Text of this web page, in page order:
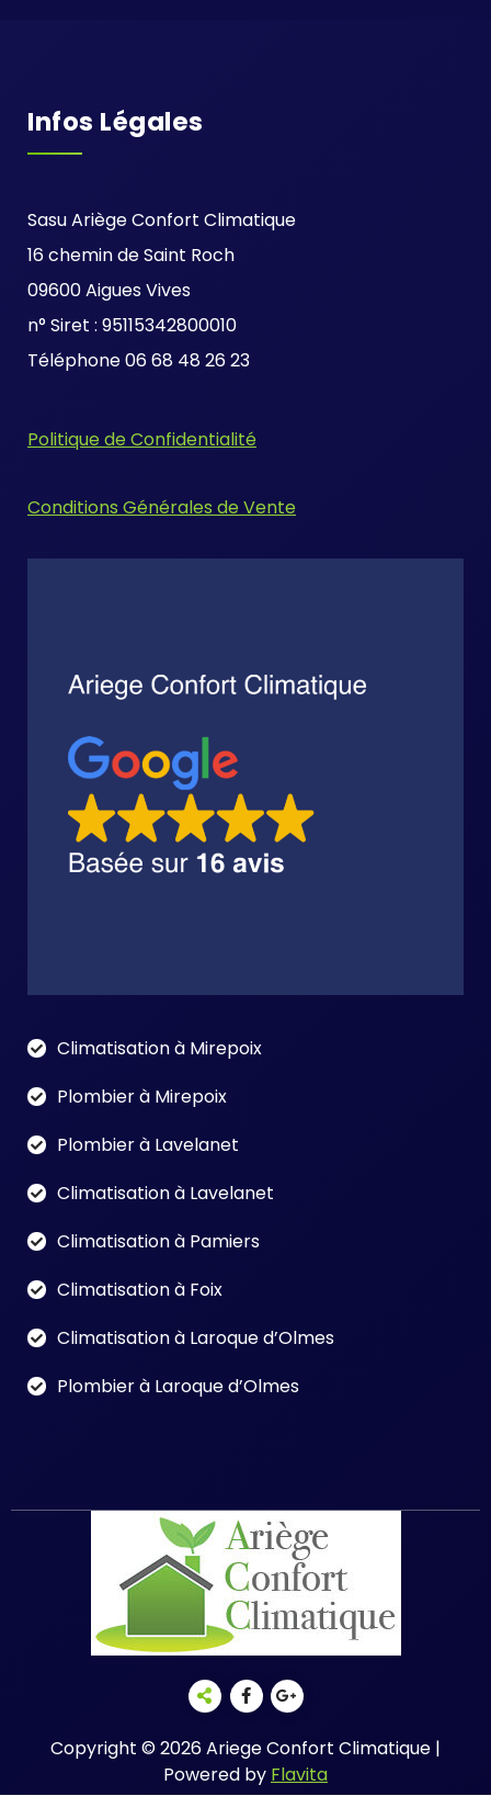
Infos Légales
Sasu Ariège Confort Climatique
16 chemin de Saint Roch
09600 Aigues Vives
n° Siret : 95115342800010
Téléphone 06 68 48 26 23
Politique de Confidentialité
Conditions Générales de Vente
Climatisation à Mirepoix
Plombier à Mirepoix
Plombier à Lavelanet
Climatisation à Lavelanet
Climatisation à Pamiers
Climatisation à Foix
Climatisation à Laroque d’Olmes
Plombier à Laroque d’Olmes
Copyright © 2026 Ariege Confort Climatique |
Powered by Flavita